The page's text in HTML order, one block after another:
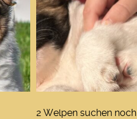
2 Welpen suchen noch